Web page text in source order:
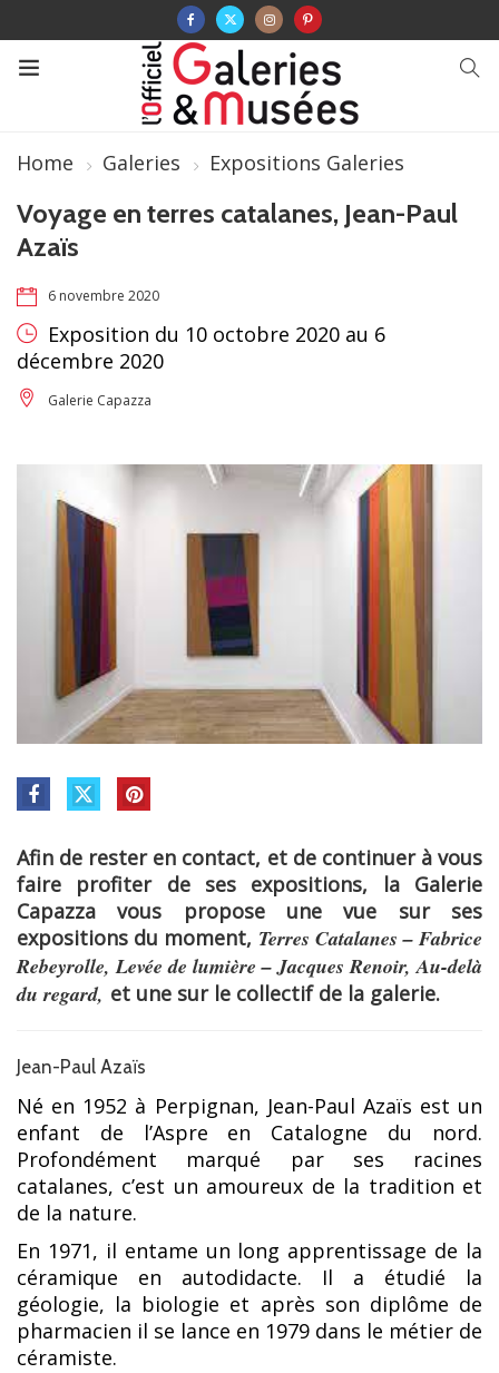
Home Galeries Expositions Galeries
Voyage en terres catalanes, Jean-Paul
Azaïs
6 novembre 2020
Exposition du 10 octobre 2020 au 6
décembre 2020
Galerie Capazza
Afin de rester en contact, et de continuer à vous
faire profiter de ses expositions, la Galerie
Capazza vous propose une vue sur ses
expositions du moment, Terres Catalanes – Fabrice
Rebeyrolle, Levée de lumière – Jacques Renoir, Au-delà
du regard, et une sur le collectif de la galerie.
Jean-Paul Azaïs
Né en 1952 à Perpignan, Jean-Paul Azaïs est un
enfant de l’Aspre en Catalogne du nord.
Profondément marqué par ses racines
catalanes, c’est un amoureux de la tradition et
de la nature.
En 1971, il entame un long apprentissage de la
céramique en autodidacte. Il a étudié la
géologie, la biologie et après son diplôme de
pharmacien il se lance en 1979 dans le métier de
céramiste.